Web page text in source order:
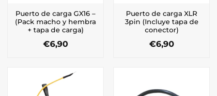
Puerto de carga GX16 –
(Pack macho y hembra
+ tapa de carga)
€6,90
Puerto de carga XLR
3pin (Incluye tapa de
conector)
€6,90